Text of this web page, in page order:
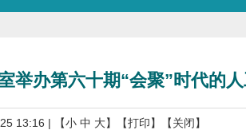
举办第六十期“会聚”时代的
13:16 | 【小 中 大】 【打印】 【关闭】